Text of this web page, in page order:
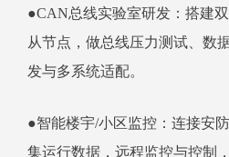
●CAN总线实验室研发：搭建
从节点，做总线压力测试、数
发与多系统适配。
●智能楼宇/小区监控：连接安
集运行数据，远程监控与控制